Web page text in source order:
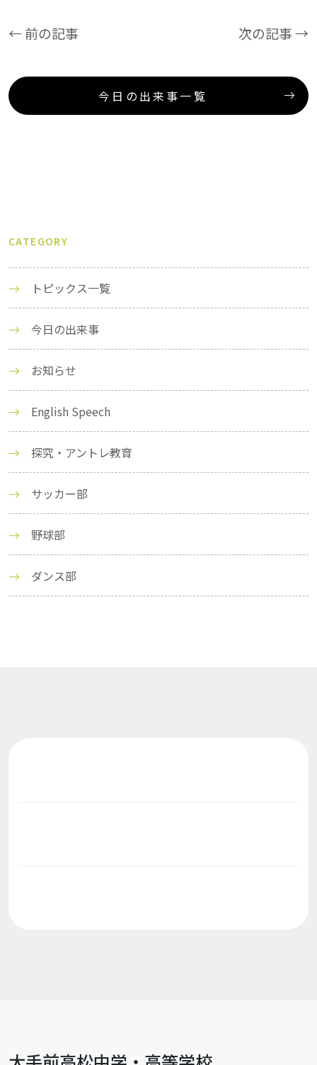
← 前の記事 次の記事 →
今日の出来事一覧
CATEGORY
トピックス一覧
今日の出来事
お知らせ
English Speech
探究・アントレ教育
サッカー部
野球部
ダンス部